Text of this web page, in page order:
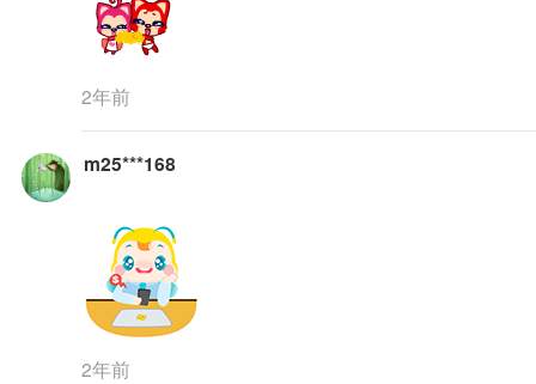
2年前
m25***168
2年前